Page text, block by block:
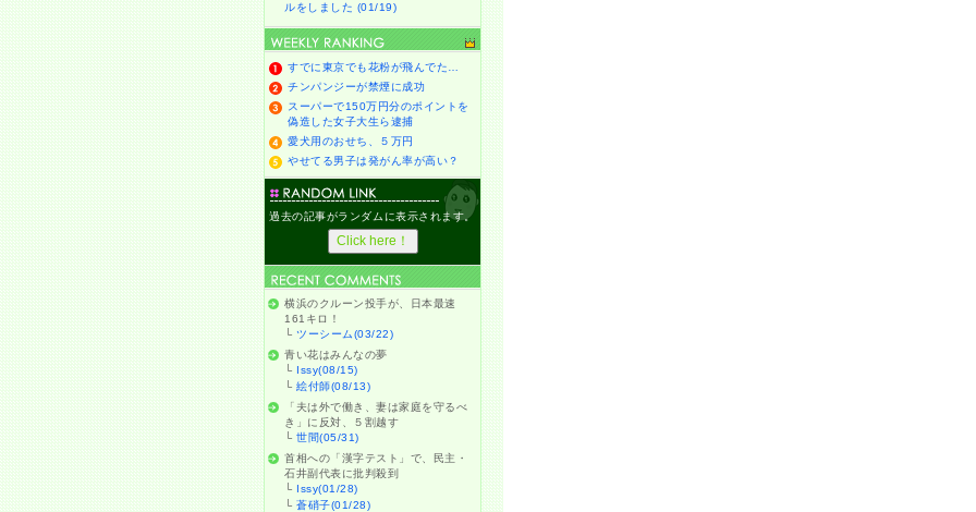
ルをしました (01/19)
すでに東京でも花粉が飛んでた…
チンパンジーが禁煙に成功
スーパーで150万円分のポイントを
偽造した女子大生ら逮捕
愛犬用のおせち、５万円
やせてる男子は発がん率が高い？
過去の記事がランダムに表示されます。
横浜のクルーン投手が、日本最速
161キロ！
└ツーシーム(03/22)
青い花はみんなの夢
└ Issy(08/15)
└絵付師(08/13)
「夫は外で働き、妻は家庭を守るべ
き」に反対、５割越す
└世間(05/31)
首相への「漢字テスト」で、民主・
石井副代表に批判殺到
└ Issy(01/28)
└蒼硝子(01/28)